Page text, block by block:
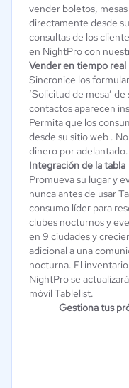
vender boletos,
directamente desde
consultas de los
en NightPro con
Vender en tiempo real
Sincronice los
‘Solicitud de mesa’
contactos aparecen
Permita que los
desde su sitio web .
dinero por adelantado.
Integración de la tabla
Promueva su lugar y
nunca antes de usar
consumo líder para
clubes nocturnos y
en 9 ciudades y
adicional a una
nocturna. El
NightPro se
móvil Tablelist.
Gestiona tus